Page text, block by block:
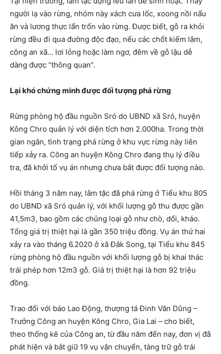
người lạ vào rừng, nhóm này xách cưa lốc, xoong nồi nấu
ăn và lương thực lẩn trốn vào rừng. Được biết, gỗ ra khỏi
rừng đều đi qua đường độc đạo, nếu các chốt kiểm lâm,
công an xã… lơi lỏng hoặc làm ngơ, đêm về gỗ lậu dễ
dàng được “thông quan”.
Lại khó chứng minh được đối tượng phá rừng
Rừng phòng hộ đầu nguồn Sró do UBND xã Sró, huyện
Kông Chro quản lý với diện tích hơn 2.000ha. Trong thời
gian ngắn, tình trạng phá rừng ở khu vực rừng này liên
tiếp xảy ra. Công an huyện Kông Chro đang thụ lý điều
tra, đã khởi tố vụ án nhưng chưa bắt được đối tượng nào.
Hồi tháng 3 năm nay, lâm tặc đã phá rừng ở Tiểu khu 805
do UBND xã Sró quản lý, với khối lượng gỗ thu được gần
41,5m3, bao gồm các chủng loại gỗ như chò, dổi, kháo.
Tổng giá trị thiệt hại là gần 350 triệu đồng. Vụ án thứ hai
xảy ra vào tháng 6.2020 ở xã Đắk Song, tại Tiểu khu 845
rừng phòng hộ đầu nguồn với khối lượng gỗ bị khai thác
trái phép hơn 12m3 gỗ. Giá trị thiệt hại là hơn 92 triệu
đồng.
Trao đổi với báo Lao Động, thượng tá Đinh Văn Dũng –
Trưởng Công an huyện Kông Chro, Gia Lai – cho biết,
theo thống kê của Công an, từ đầu năm đến nay, đơn vị đã
phát hiện và bắt giữ 19 vụ vận chuyển, tàng trữ gỗ trái